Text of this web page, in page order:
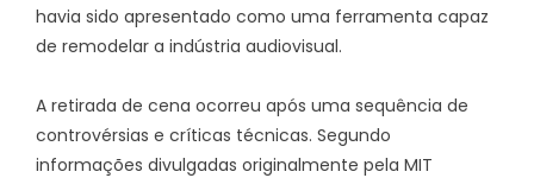
havia sido apresentado como uma ferramenta capaz
de remodelar a indústria audiovisual.
A retirada de cena ocorreu após uma sequência de
controvérsias e críticas técnicas. Segundo
informações divulgadas originalmente pela MIT